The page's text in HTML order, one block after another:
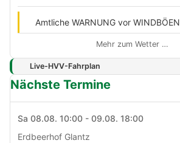
Amtliche WARNUNG vor WINDBÖEN
Mehr zum Wetter …
Live-HVV-Fahrplan
Nächste Termine
Sa 08.08. 10:00 - 09.08. 18:00
Erdbeerhof Glantz